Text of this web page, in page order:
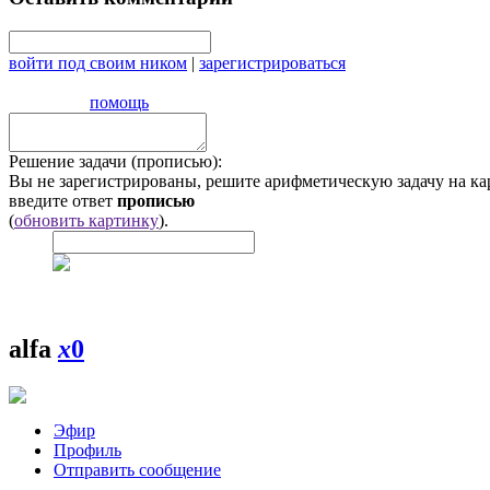
войти под своим ником | зарегистрироваться
помощь
Решение задачи (прописью):
Вы не зарегистрированы, решите арифметическую задачу на
введите ответ прописью
(обновить картинку).
alfax0
Эфир
Профиль
Отправить сообщение